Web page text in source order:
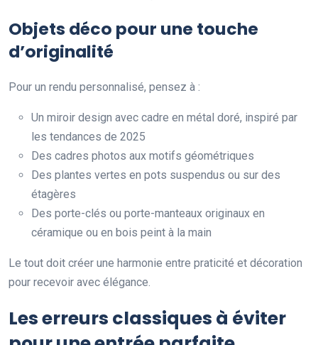
Objets déco pour une touche
d’originalité
Pour un rendu personnalisé, pensez à :
Un miroir design avec cadre en métal doré, inspiré par
les tendances de 2025
Des cadres photos aux motifs géométriques
Des plantes vertes en pots suspendus ou sur des
étagères
Des porte-clés ou porte-manteaux originaux en
céramique ou en bois peint à la main
Le tout doit créer une harmonie entre praticité et décoration
pour recevoir avec élégance.
Les erreurs classiques à éviter